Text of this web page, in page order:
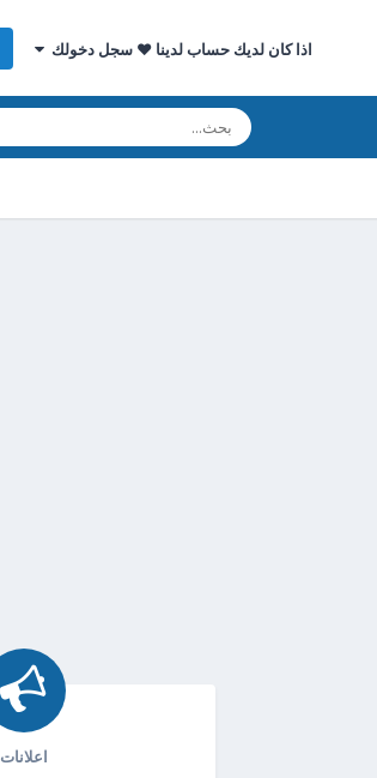
اذا كان لديك حساب لدينا ♥ سجل دخولك
اعلانات